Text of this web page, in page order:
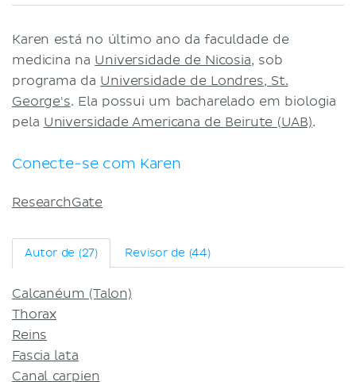
Vagas de empregos
Contato
Termos e Condições
Karen está no último ano da faculdade de
medicina na Universidade de Nicosia, sob
programa da Universidade de Londres, St.
George's. Ela possui um bacharelado em biologia
pela Universidade Americana de Beirute (UAB).
Conecte-se com Karen
ResearchGate
Autor de (27) Revisor de (44)
Calcanéum (Talon)
Thorax
Reins
Fascia lata
Canal carpien